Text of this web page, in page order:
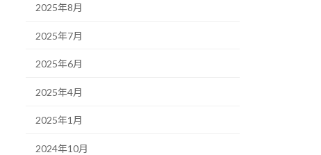
2025年8月
2025年7月
2025年6月
2025年4月
2025年1月
2024年10月